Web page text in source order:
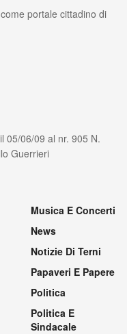
portale cittadino di
05/06/09 al nr. 905 N.
Guerrieri
Musica E Concerti
News
Notizie Di Terni
Papaveri E Papere
Politica
Politica E
Sindacale